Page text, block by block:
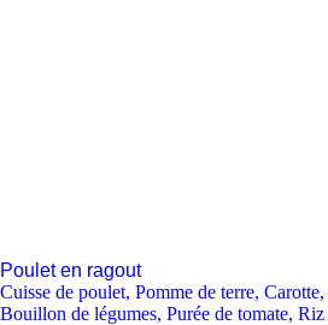
Poulet en ragout
Cuisse de poulet, Pomme de terre, Carotte,
Bouillon de légumes, Purée de tomate, Riz